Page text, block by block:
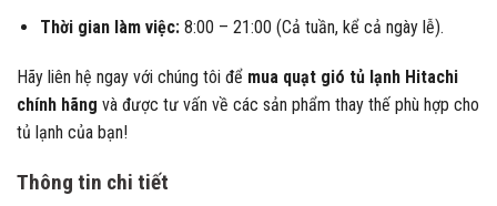
Thời gian làm việc:8:00 – 21:00 (Cả tuần, kể cả ngày lễ).
Hãy liên hệ ngay với chúng tôi để mua quạt gió tủ lạnh Hitachi
chính hãng và được tư vấn về các sản phẩm thay thế phù hợp cho
tủ lạnh của bạn!
Thông tin chi tiết